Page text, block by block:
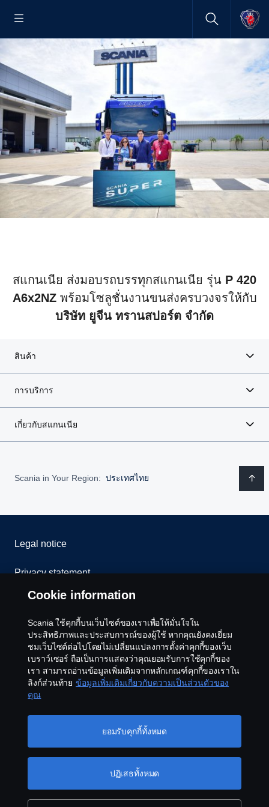
สแกนเนีย ส่งมอบรถบรรทุกสแกนเนีย รุ่น P 420
A6x2NZ พร้อมโซลูชั่นงานขนส่งครบวงจรให้กับ
บริษัท ยูจีน ทรานสปอร์ต จำกัด
สินค้า
การบริการ
เกี่ยวกับสแกนเนีย
Scania in Your Region: ประเทศไทย
Legal notice
Privacy statement
Cookies
Contact us
Whistleblowing
Cookie settings
© Copyright Scania 2026 All rights reserved. Scania
CV AB
Cookie information
Scania ใช้คุกกี้บนเว็บไซต์ของเราเพื่อให้มั่นใจใน
ประสิทธิภาพและประสบการณ์ของผู้ใช้ หากคุณยังคงเยี่ยม
ชมเว็บไซต์ต่อไปโดยไม่เปลี่ยนแปลงการตั้งค่าคุกกี้ของเว็บ
เบราว์เซอร์ ถือเป็นการแสดงว่าคุณยอมรับการใช้คุกกี้ของ
เรา สามารถอ่านข้อมูลเพิ่มเติมจากหลักเกณฑ์คุกกี้ของเราใน
ลิงก์ส่วนท้าย ข้อมูลเพิ่มเติมเกี่ยวกับความเป็นส่วนตัวของ
คุณ
ปฏิเสธทั้งหมด
ยอมรับคุกกี้ทั้งหมด